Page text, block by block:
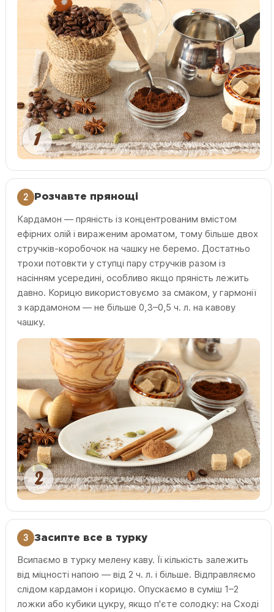
2 Розчавте прянощі
Кардамон — пряність із концентрованим вмістом
ефірних олій і вираженим ароматом, тому більше двох
стручків-коробочок на чашку не беремо. Достатньо
трохи потовкти у ступці пару стручків разом із
насінням усередині, особливо якщо пряність лежить
давно. Корицю використовуємо за смаком, у гармонії
з кардамоном — не більше 0,3–0,5 ч. л. на кавову
чашку.
3 Засипте все в турку
Всипаємо в турку мелену каву. Її кількість залежить
від міцності напою — від 2 ч. л. і більше. Відправляємо
слідом кардамон і корицю. Опускаємо в суміш 1–2
ложки або кубики цукру, якщо п'єте солодку: на Сході